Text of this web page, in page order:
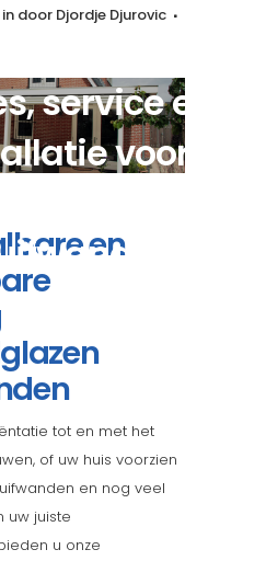
in door Djordje Djurovic
service en
voor
en
tot en met het
of uw huis voorzien
en nog veel
uw juiste
u onze